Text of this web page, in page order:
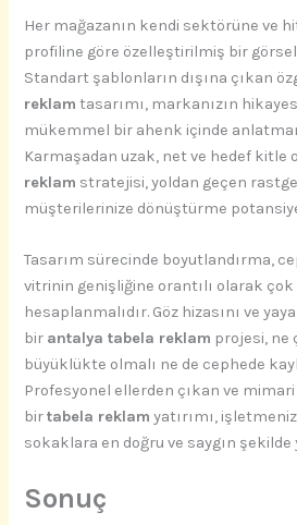
Her mağazanın kendi sektörüne ve
profiline göre özelleştirilmiş bir görsel
Standart şablonların dışına çıkan
reklam tasarımı, markanızın
mükemmel bir ahenk içinde
Karmaşadan uzak, net ve hedef kitle
reklam stratejisi, yoldan geçen
müşterilerinize dönüştürme
Tasarım sürecinde boyutlandırma,
vitrinin genişliğine orantılı olarak
hesaplanmalıdır. Göz hizasını ve
bir antalya tabela reklam projesi, ne
büyüklükte olmalı ne de cephede
Profesyonel ellerden çıkan ve
birtabela reklam yatırımı,
sokaklara en doğru ve saygın şekilde
Sonuç